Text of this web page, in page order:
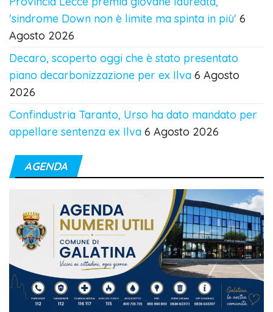
'sindrome Down non è limite ma spinta in più' 6
Agosto 2026
Decaro, scoperto oggi che è stato presentato
piano decarbonizzazione per ex Ilva 6 Agosto
2026
Confindustria Taranto, Urso ha dato mandato per
appellare sentenza ex Ilva 6 Agosto 2026
AGENDA